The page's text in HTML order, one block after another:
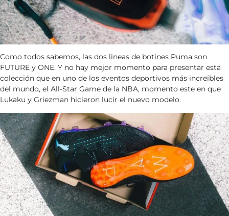
Como todos sabemos, las dos lineas de botines Puma son
FUTURE y ONE. Y no hay mejor momento para presentar esta
colección que en uno de los eventos deportivos más increíbles
del mundo, el All-Star Game de la NBA, momento este en que
Lukaku y Griezman hicieron lucir el nuevo modelo.